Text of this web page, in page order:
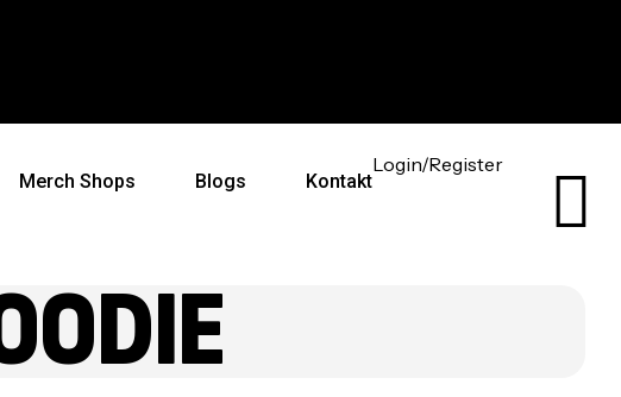
Merch Shops Blogs Kontakt
Login/Register